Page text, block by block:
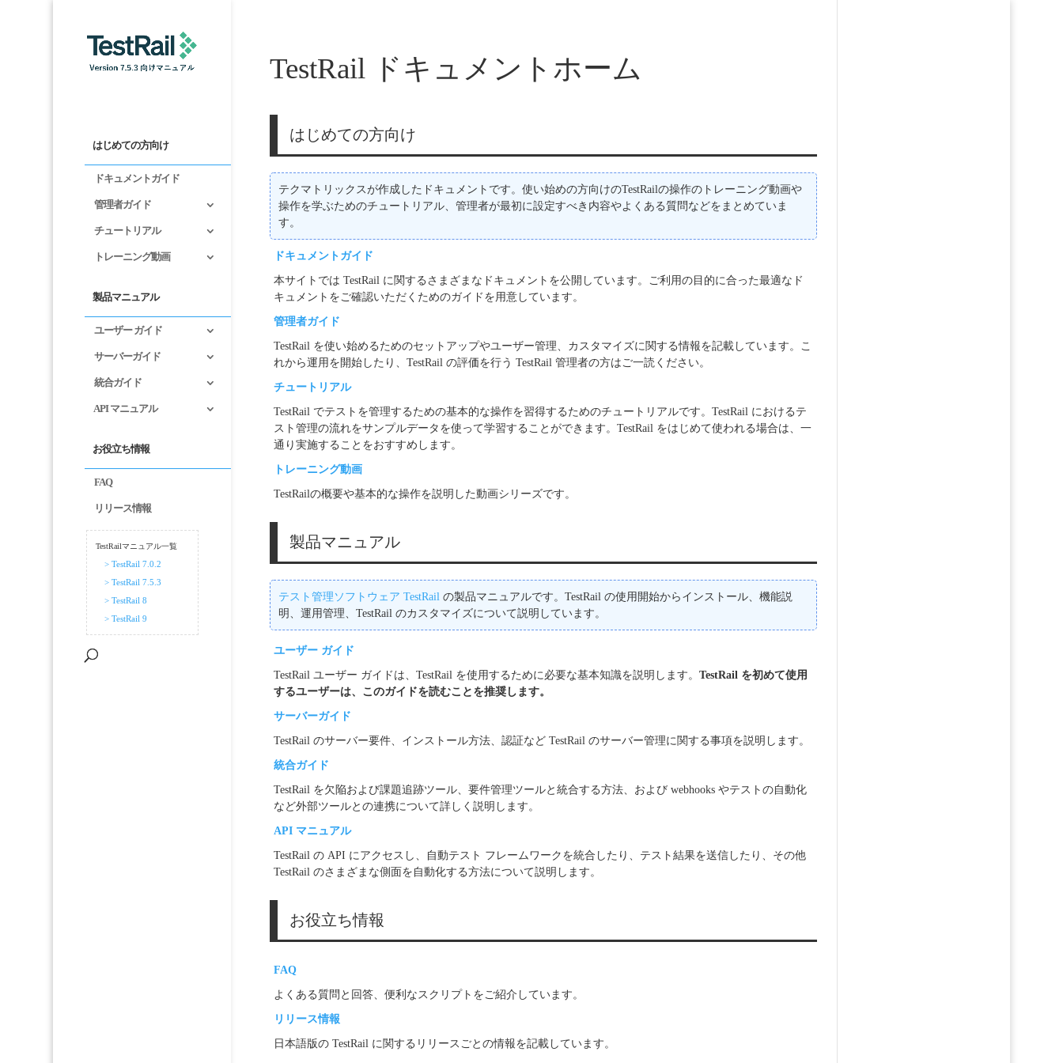
はじめての方向け
ドキュメントガイド
管理者ガイド
チュートリアル
トレーニング動画
製品マニュアル
ユーザー ガイド
サーバーガイド
統合ガイド
API マニュアル
お役立ち情報
FAQ
リリース情報
TestRailマニュアル一覧
> TestRail 7.0.2
> TestRail 7.5.3
> TestRail 8
> TestRail 9
TestRail ドキュメントホーム
はじめての方向け
テクマトリックスが作成したドキュメントです。使い始めの方向けのTestRailの操作のトレーニング動画や
操作を学ぶためのチュートリアル、管理者が最初に設定すべき内容やよくある質問などをまとめていま
す。
ドキュメントガイド
本サイトでは TestRail に関するさまざまなドキュメントを公開しています。ご利用の目的に合った最適なド
キュメントをご確認いただくためのガイドを用意しています。
管理者ガイド
TestRail を使い始めるためのセットアップやユーザー管理、カスタマイズに関する情報を記載しています。こ
れから運用を開始したり、TestRail の評価を行う TestRail 管理者の方はご一読ください。
チュートリアル
TestRail でテストを管理するための基本的な操作を習得するためのチュートリアルです。TestRail におけるテ
スト管理の流れをサンプルデータを使って学習することができます。TestRail をはじめて使われる場合は、一
通り実施することをおすすめします。
トレーニング動画
TestRailの概要や基本的な操作を説明した動画シリーズです。
製品マニュアル
テスト管理ソフトウェア TestRail の製品マニュアルです。TestRail の使用開始からインストール、機能説
明、運用管理、TestRail のカスタマイズについて説明しています。
ユーザー ガイド
TestRail ユーザー ガイドは、TestRail を使用するために必要な基本知識を説明します。TestRail を初めて使用
するユーザーは、このガイドを読むことを推奨します。
サーバーガイド
TestRail のサーバー要件、インストール方法、認証など TestRail のサーバー管理に関する事項を説明します。
統合ガイド
TestRail を欠陥および課題追跡ツール、要件管理ツールと統合する方法、および webhooks やテストの自動化
など外部ツールとの連携について詳しく説明します。
API マニュアル
TestRail の API にアクセスし、自動テスト フレームワークを統合したり、テスト結果を送信したり、その他
TestRail のさまざまな側面を自動化する方法について説明します。
お役立ち情報
FAQ
よくある質問と回答、便利なスクリプトをご紹介しています。
リリース情報
日本語版の TestRail に関するリリースごとの情報を記載しています。